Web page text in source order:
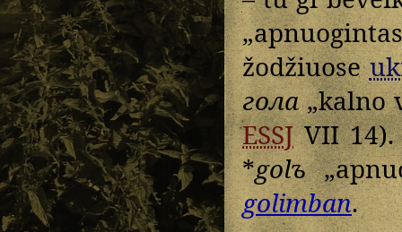
žodžiuose
гола„kalno
ESSJVII 14).
*golъ
golimban.